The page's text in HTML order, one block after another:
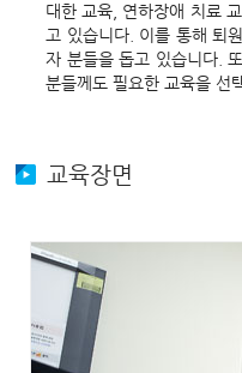
대한 교육, 연하장애 치료
고 있습니다. 이를 통해 퇴
자 분들을 돕고 있습니다.
분들께도 필요한 교육을 선
교육장면